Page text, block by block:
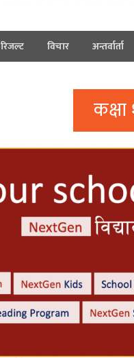
रिजल्ट विचार अन्तर्वार्ता